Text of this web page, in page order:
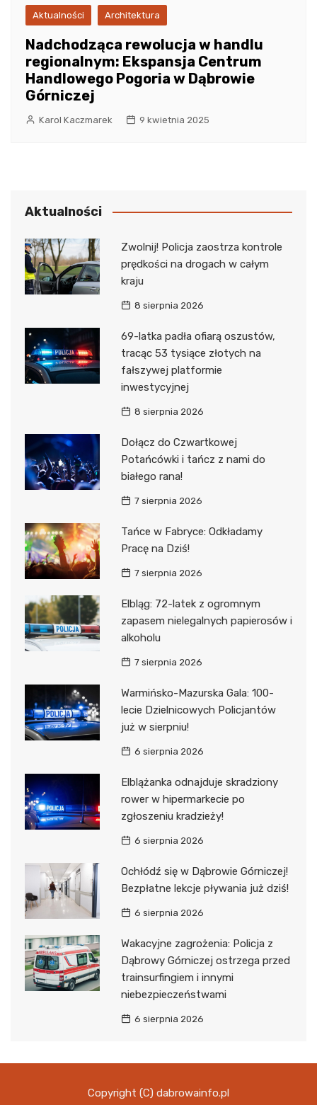
Aktualności Architektura
Nadchodząca rewolucja w handlu
regionalnym: Ekspansja Centrum
Handlowego Pogoria w Dąbrowie
Górniczej
Karol Kaczmarek 9 kwietnia 2025
Aktualności
Zwolnij! Policja zaostrza kontrole
prędkości na drogach w całym
kraju
8 sierpnia 2026
69-latka padła ofiarą oszustów,
tracąc 53 tysiące złotych na
fałszywej platformie
inwestycyjnej
8 sierpnia 2026
Dołącz do Czwartkowej
Potańcówki i tańcz z nami do
białego rana!
7 sierpnia 2026
Tańce w Fabryce: Odkładamy
Pracę na Dziś!
7 sierpnia 2026
Elbląg: 72-latek z ogromnym
zapasem nielegalnych papierosów i
alkoholu
7 sierpnia 2026
Warmińsko-Mazurska Gala: 100-
lecie Dzielnicowych Policjantów
już w sierpniu!
6 sierpnia 2026
Elblążanka odnajduje skradziony
rower w hipermarkecie po
zgłoszeniu kradzieży!
6 sierpnia 2026
Ochłódź się w Dąbrowie Górniczej!
Bezpłatne lekcje pływania już dziś!
6 sierpnia 2026
Wakacyjne zagrożenia: Policja z
Dąbrowy Górniczej ostrzega przed
trainsurfingiem i innymi
niebezpieczeństwami
6 sierpnia 2026
Copyright (C) dabrowainfo.pl